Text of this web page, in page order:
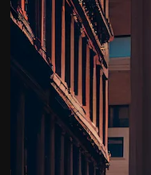
La plataforma
trabajo. Más
entre
estudios.
Español